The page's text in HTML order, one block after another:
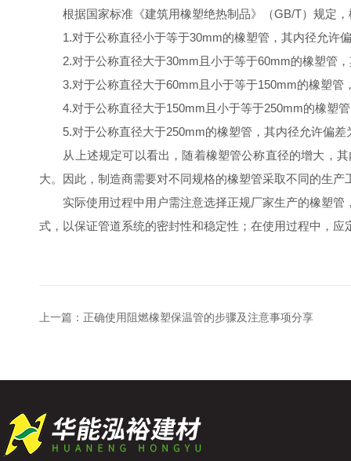
根据国家标准《建筑用橡塑绝热制品》（GB/T）规定，
1.对于公称直径小于等于30mm的橡塑管，其内径允许
2.对于公称直径大于30mm且小于等于60mm的橡塑管，
3.对于公称直径大于60mm且小于等于150mm的橡塑管
4.对于公称直径大于150mm且小于等于250mm的橡塑管
5.对于公称直径大于250mm的橡塑管，其内径允许偏差
从上述规定可以看出，随着橡塑管公称直径的增大，其
大。因此，制造商需要对不同规格的橡塑管采取不同的生
实际使用过程中用户需注意选择正规厂家生产的橡塑管
式，以保证管道系统的密封性和稳定性；在使用过程中，
上一篇： 正确使用阻燃橡塑保温管的步骤及注意事项分享